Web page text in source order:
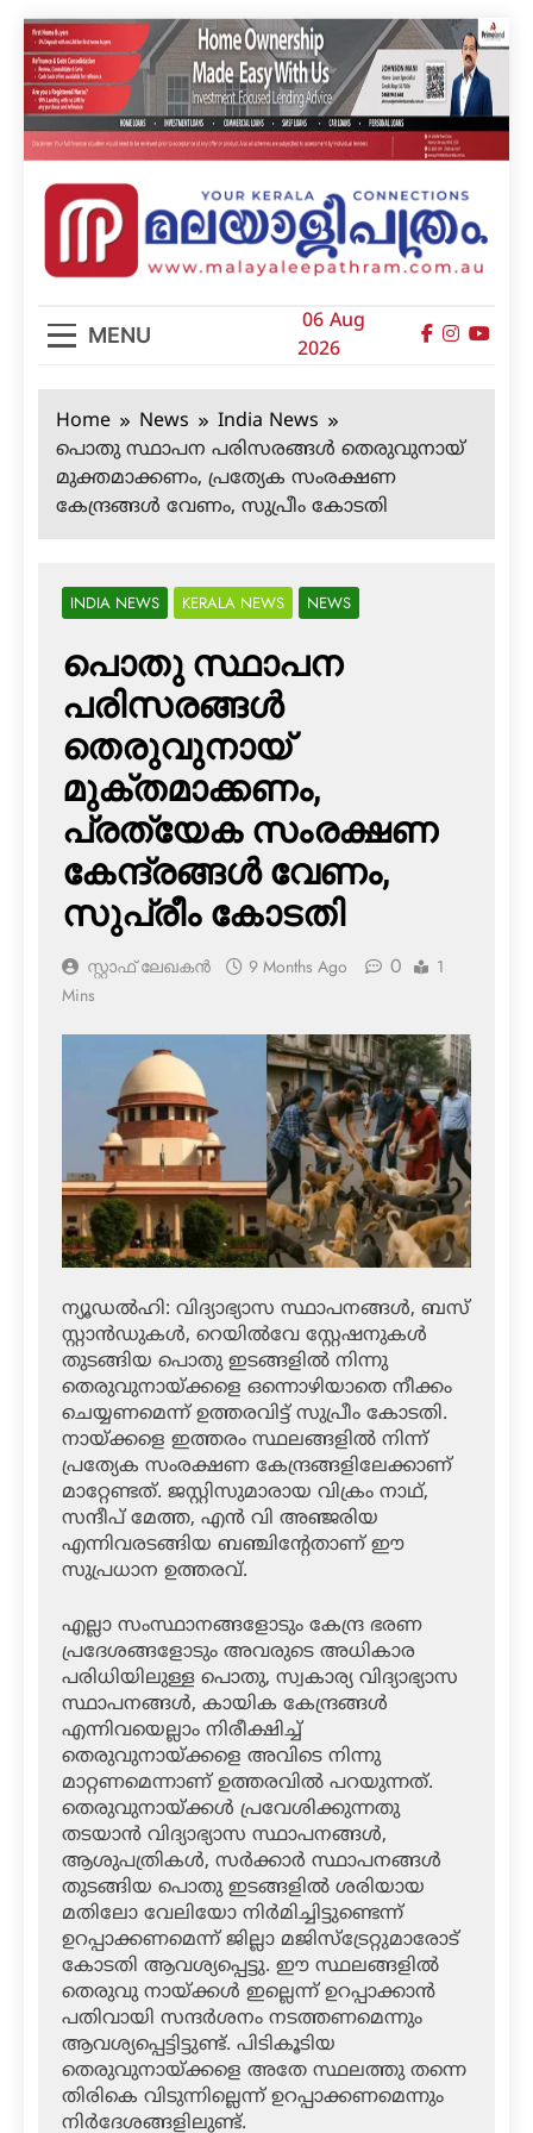
Skip
to
content
മലയാളിപത്രം
MENU
06 Aug
2026
Home News
India News
പൊതു സ്ഥാപന പരിസരങ്ങള്‍ തെരുവുനായ്
മുക്തമാക്കണം, പ്രത്യേക സംരക്ഷണ
കേന്ദ്രങ്ങള്‍ വേണം, സുപ്രീം കോടതി
INDIA NEWS KERALA NEWS NEWS
പൊതു സ്ഥാപന
പരിസരങ്ങള്‍
തെരുവുനായ്
മുക്തമാക്കണം,
പ്രത്യേക സംരക്ഷണ
കേന്ദ്രങ്ങള്‍ വേണം,
സുപ്രീം കോടതി
സ്റ്റാഫ് ലേഖകൻ 9 Months Ago 0
1
Mins
ന്യൂഡല്‍ഹി: വിദ്യാഭ്യാസ സ്ഥാപനങ്ങള്‍, ബസ്
സ്റ്റാന്‍ഡുകള്‍, റെയില്‍വേ സ്റ്റേഷനുകള്‍
തുടങ്ങിയ പൊതു ഇടങ്ങളില്‍ നിന്നു
തെരുവുനായ്ക്കളെ ഒന്നൊഴിയാതെ നീക്കം
ചെയ്യണമെന്ന് ഉത്തരവിട്ട് സുപ്രീം കോടതി.
നായ്ക്കളെ ഇത്തരം സ്ഥലങ്ങളില്‍ നിന്ന്
പ്രത്യേക സംരക്ഷണ കേന്ദ്രങ്ങളിലേക്കാണ്
മാറ്റേണ്ടത്. ജസ്റ്റിസുമാരായ വിക്രം നാഥ്,
സന്ദീപ് മേത്ത, എന്‍ വി അഞ്ജരിയ
എന്നിവരടങ്ങിയ ബഞ്ചിന്റേതാണ് ഈ
സുപ്രധാന ഉത്തരവ്.
എല്ലാ സംസ്ഥാനങ്ങളോടും കേന്ദ്ര ഭരണ
പ്രദേശങ്ങളോടും അവരുടെ അധികാര
പരിധിയിലുള്ള പൊതു, സ്വകാര്യ വിദ്യാഭ്യാസ
സ്ഥാപനങ്ങള്‍, കായിക കേന്ദ്രങ്ങള്‍
എന്നിവയെല്ലാം നിരീക്ഷിച്ച്
തെരുവുനായ്ക്കളെ അവിടെ നിന്നു
മാറ്റണമെന്നാണ് ഉത്തരവില്‍ പറയുന്നത്.
തെരുവുനായ്ക്കള്‍ പ്രവേശിക്കുന്നതു
തടയാന്‍ വിദ്യാഭ്യാസ സ്ഥാപനങ്ങള്‍,
ആശുപത്രികള്‍, സര്‍ക്കാര്‍ സ്ഥാപനങ്ങള്‍
തുടങ്ങിയ പൊതു ഇടങ്ങളില്‍ ശരിയായ
മതിലോ വേലിയോ നിര്‍മിച്ചിട്ടുണ്ടെന്ന്
ഉറപ്പാക്കണമെന്ന് ജില്ലാ മജിസ്‌ട്രേറ്റുമാരോട്
കോടതി ആവശ്യപ്പെട്ടു. ഈ സ്ഥലങ്ങളില്‍
തെരുവു നായ്ക്കള്‍ ഇല്ലെന്ന് ഉറപ്പാക്കാന്‍
പതിവായി സന്ദര്‍ശനം നടത്തണമെന്നും
ആവശ്യപ്പെട്ടിട്ടുണ്ട്. പിടികൂടിയ
തെരുവുനായ്ക്കളെ അതേ സ്ഥലത്തു തന്നെ
തിരികെ വിടുന്നില്ലെന്ന് ഉറപ്പാക്കണമെന്നും
നിര്‍ദേശങ്ങളിലുണ്ട്.